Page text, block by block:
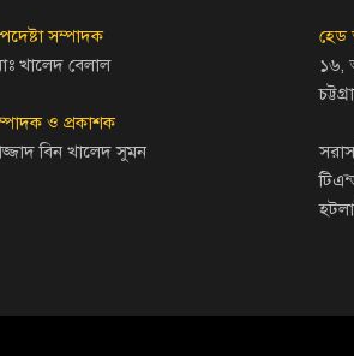
সম্পাদক
খালেদ বেলাল
ও প্রকাশক
বিন খালেদ সুমন
হেড
১৬,